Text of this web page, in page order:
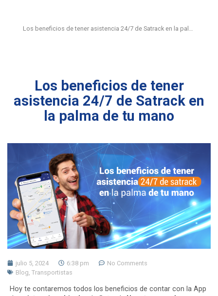
Los beneficios de tener asistencia 24/7 de Satrack en la pal…
Los beneficios de tener
asistencia 24/7 de Satrack en
la palma de tu mano
julio 5, 2024 6:38 pm
No Comments
Blog Transportistas
Hoy te contaremos todos los beneficios de contar con la App